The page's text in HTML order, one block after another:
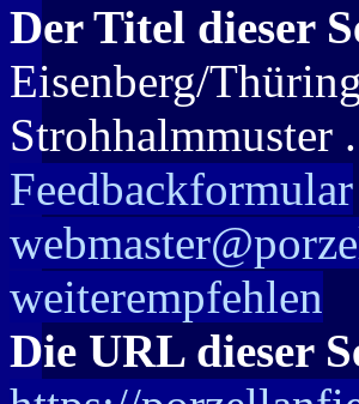
Der Titel dieser
Eisenberg/
Strohhalmmuster
Feedbackformular
weiterempfehlen
Die URL dieser